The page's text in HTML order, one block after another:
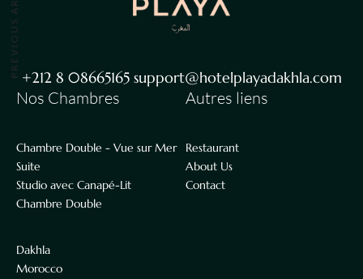
+212 8 08665165 support@hotelplayadakhla.com
Nos Chambres
Chambre Double - Vue sur Mer
Suite
Studio avec Canapé-Lit
Chambre Double
Dakhla
Morocco
Autres liens
Restaurant
About Us
Contact